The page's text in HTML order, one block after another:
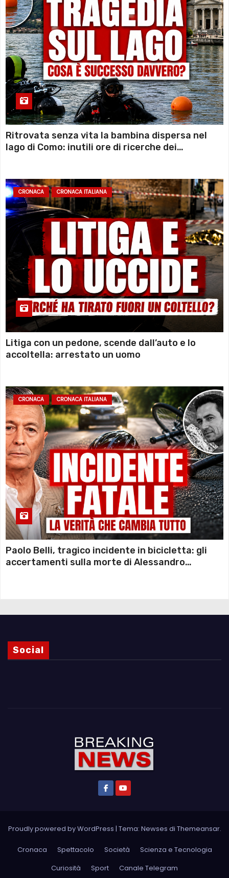
Ritrovata senza vita la bambina dispersa nel
lago di Como: inutili ore di ricerche dei
CRONACA CRONACA ITALIANA
Litiga con un pedone, scende dall’auto e lo
accoltella: arrestato un uomo
CRONACA CRONACA ITALIANA
Paolo Belli, tragico incidente in bicicletta: gli
accertamenti sulla morte di Alessandro
Social
Proudly powered by WordPress | Tema: Newses di Themeansar.
Cronaca Spettacolo Società
Scienza e Tecnologia
Curiosità
Sport Canale Telegram